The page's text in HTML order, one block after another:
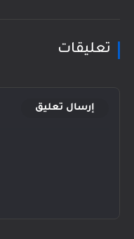
تعليقات
إرسال تعليق